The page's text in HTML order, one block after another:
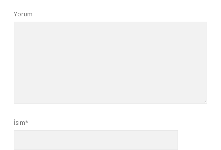
Yorum
İsim*